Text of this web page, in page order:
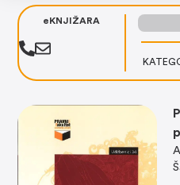
eKNJIŽARA